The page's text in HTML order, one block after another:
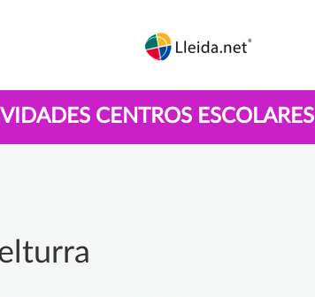
CENTROS ESCOLARES